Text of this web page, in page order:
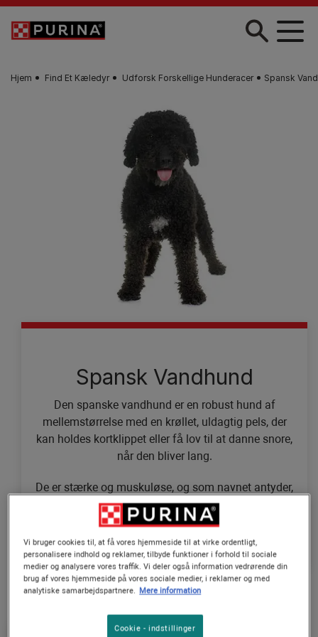
Gå til hovedindhold
Hjem Find Et Kæledyr Udforsk Forskellige Hunderacer Spansk
Spansk Vandhund
Den spanske vandhund er en robust hund af
mellemstørrelse med en krøllet, uldagtig pels, der
kan holdes kortklippet eller få lov til at danne snore,
når den bliver lang.
De er stærke og muskuløse, og som navnet antyder,
elsker de vand og er gode til at svømme og apportere
fra vand.
Vi bruger cookies til, at få vores hjemmeside til at virke ordentligt,
personalisere indhold og reklamer, tilbyde funktioner i forhold til sociale
medier og analysere vores traffik. Vi deler også information vedrørende din
brug af vores hjemmeside på vores sociale medier, i reklamer og med
analytiske samarbejdspartnere. Mere information
Cookie - indstillinger